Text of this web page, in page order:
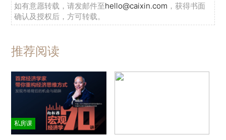
如有意愿转载，请发邮件至hello@caixin.com ，获得书面
确认及授权后，方可转载。
推荐阅读
私房课